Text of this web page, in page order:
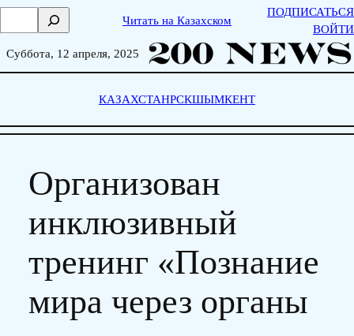
Skip
о
Читать на Казахском
ПОДПИСАТЬСЯ
ВОЙТИ
Суббота, 12 апреля, 2025
КАЗАХСТАНРСКШЫМКЕНТ
Организован
инклюзивный
тренинг «Познание
мира через органы